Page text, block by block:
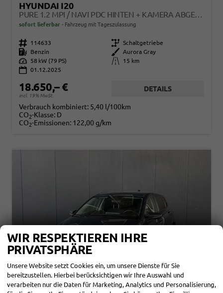
HYUNDAI I20
PURE 1.2 MPI / NAVI PDC HINTEN + KAMERA ABGEDUNKELTE SCHEIBEN TEMPOMAT ALU 16"
sofort lieferbar Fahrzeug mit Tageszulassung
Fahrzeugnr. 114633 Getriebe Schaltgetriebe
Kraftstoff
Benzin Außenfarbe
Aurora Gray
Leistung
58 kW (79 PS) Kilometerstand
15 km
01.12.2025
18.650,– €
incl. 19% MwSt.
DETAILS
Verbrauch kombiniert: 5,40 l/100km
CO2-Klasse: D
CO2-Emissionen: 122,00 g/km
WIR RESPEKTIEREN IHRE
PRIVATSPHÄRE
Unsere Website setzt Cookies ein, um unsere Dienste für Sie
bereitzustellen. Hierbei berücksichtigen wir Ihre Auswahl und
verarbeiten nur die Daten für Marketing, Analytics und Personalisierung,